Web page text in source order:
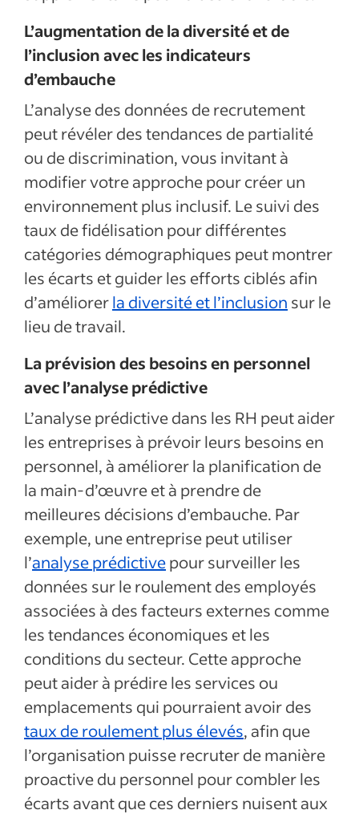
L’augmentation de la diversité et de
l’inclusion avec les indicateurs
d’embauche
L’analyse des données de recrutement
peut révéler des tendances de partialité
ou de discrimination, vous invitant à
modifier votre approche pour créer un
environnement plus inclusif. Le suivi des
taux de fidélisation pour différentes
catégories démographiques peut montrer
les écarts et guider les efforts ciblés afin
d’améliorerla diversité et l’inclusion sur le
lieu de travail.
La prévision des besoins en personnel
avec l’analyse prédictive
L’analyse prédictive dans les RH peut aider
les entreprises à prévoir leurs besoins en
personnel, à améliorer la planification de
la main-d’œuvre et à prendre de
meilleures décisions d’embauche. Par
exemple, une entreprise peut utiliser
l’analyse prédictivepour surveiller les
données sur le roulement des employés
associées à des facteurs externes comme
les tendances économiques et les
conditions du secteur. Cette approche
peut aider à prédire les services ou
emplacements qui pourraient avoir des
taux de roulement plus élevés, afin que
l’organisation puisse recruter de manière
proactive du personnel pour combler les
écarts avant que ces derniers nuisent aux